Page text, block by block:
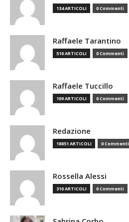
134 ARTICOLI 0 Commenti
Raffaele Tarantino
510 ARTICOLI 0 Commenti
Raffaele Tuccillo
109 ARTICOLI 0 Commenti
Redazione
18851 ARTICOLI 0 Commenti
Rossella Alessi
310 ARTICOLI 0 Commenti